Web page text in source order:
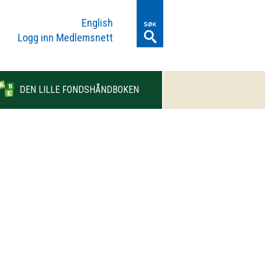
English
Logg inn Medlemsnett
DEN LILLE FONDSHÅNDBOKEN